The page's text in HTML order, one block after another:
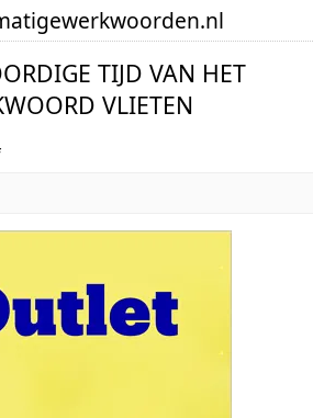
werkwoorden.nl
TIJD VAN HET
VLIETEN